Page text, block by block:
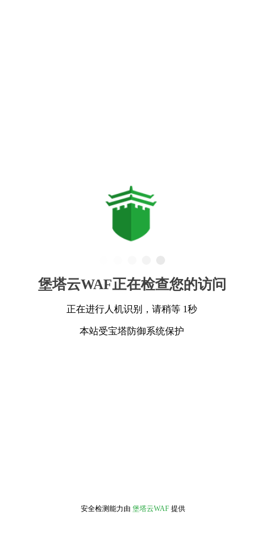
堡塔云WAF正在检查您的访问
正在进行人机识别，请稍等 1秒
本站受宝塔防御系统保护
安全检测能力由 堡塔云WAF 提供